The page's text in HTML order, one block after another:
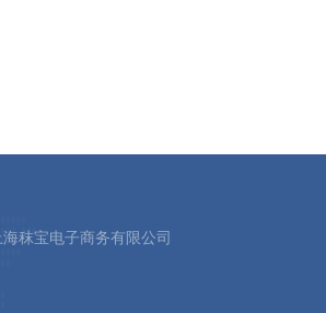
海秣宝电子商务有限公司